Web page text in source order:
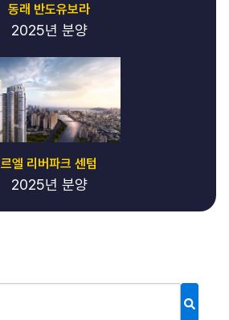
동래 반도유보라
2025년 분양
르엘 리버파크 센텀
2025년 분양